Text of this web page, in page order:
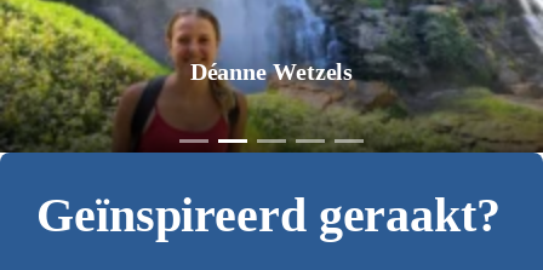
Déanne Wetzels
Geïnspireerd geraakt?